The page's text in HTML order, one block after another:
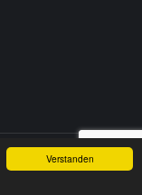
Verstanden